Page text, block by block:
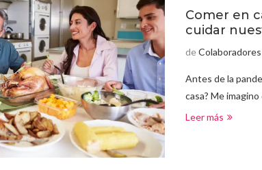
Comer en
cuidar
de
Antes de la
casa? Me
Leer más